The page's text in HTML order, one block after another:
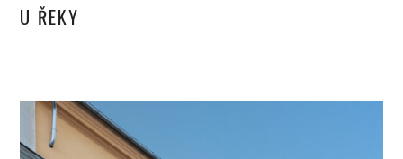
U ŘEKY